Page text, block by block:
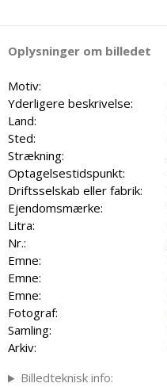
Oplysninger om billedet
Motiv:
Yderligere beskrivelse:
Land:
Sted:
Strækning:
Optagelsestidspunkt:
Driftsselskab eller fabrik:
Ejendomsmærke:
Litra:
Nr.:
Emne:
Emne:
Emne:
Fotograf:
Samling:
Arkiv:
Billedteknisk info: